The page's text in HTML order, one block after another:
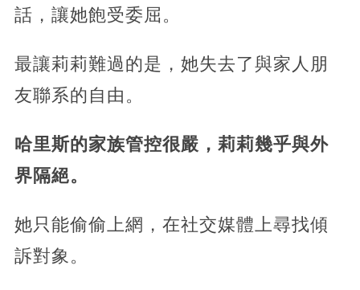
話，讓她飽受委屈。
最讓莉莉難過的是，她失去了與家人朋
友聯系的自由。
哈里斯的家族管控很嚴，莉莉幾乎與外
界隔絕。
她只能偷偷上網，在社交媒體上尋找傾
訴對象。